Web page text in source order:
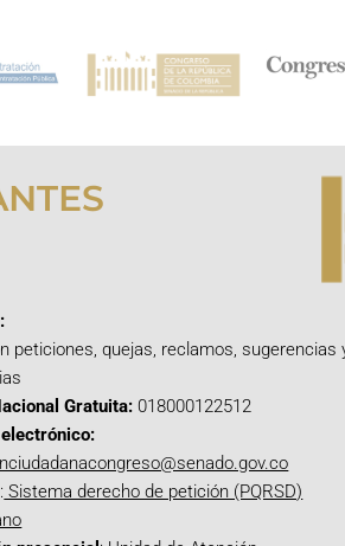
peticiones, quejas, reclamos, sugerencias
Gratuita: 018000122512
: Sistema derecho de petición (PQRSD)